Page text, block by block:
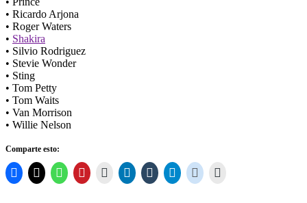
• Ricardo Arjona
• Roger Waters
• Shakira
• Silvio Rodriguez
• Stevie Wonder
• Sting
• Tom Petty
• Tom Waits
• Van Morrison
• Willie Nelson
Comparte esto: